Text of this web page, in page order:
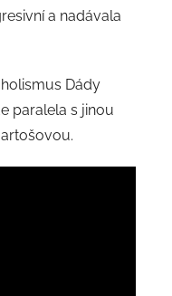
a nadávala
Dády
paralela s jinou